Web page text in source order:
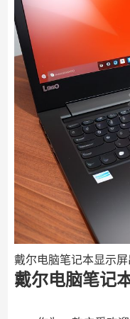
戴尔电脑笔记本显示屏
戴尔电脑笔记